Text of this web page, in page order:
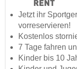
Jetzt ihr
vorreservieren!
Kostenlos
7 Tage fahren
Kinder bis 10